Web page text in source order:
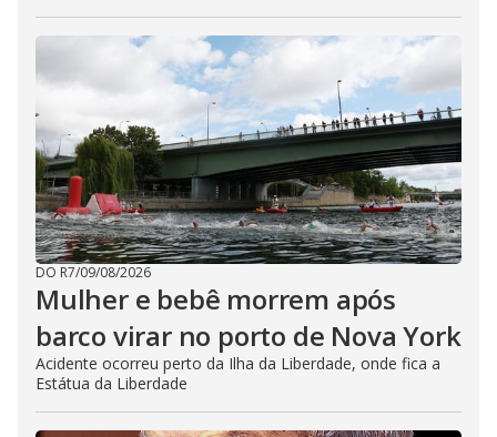
DO R7/09/08/2026
Mulher e bebê morrem após
barco virar no porto de Nova York
Acidente ocorreu perto da Ilha da Liberdade, onde fica a
Estátua da Liberdade